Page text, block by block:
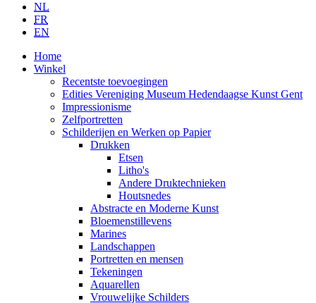
NL
FR
EN
Home
Winkel
Recentste toevoegingen
Edities Vereniging Museum Hedendaagse Kunst Gent
Impressionisme
Zelfportretten
Schilderijen en Werken op Papier
Drukken
Etsen
Litho's
Andere Druktechnieken
Houtsnedes
Abstracte en Moderne Kunst
Bloemenstillevens
Marines
Landschappen
Portretten en mensen
Tekeningen
Aquarellen
Vrouwelijke Schilders